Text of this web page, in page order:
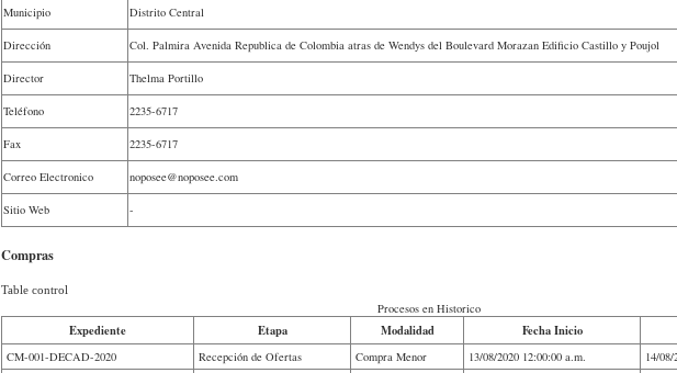
Municipio Distrito Central
Dirección Col. Palmira Avenida Republica de Colombia atras de Wendys del Boulevard Morazan Edificio Castillo y Poujol
Director Thelma Portillo
Teléfono 2235-6717
Fax 2235-6717
Correo Electronico noposee@noposee.com
Sitio Web -
Compras
Table control
Procesos en Historico
Expediente Etapa Modalidad Fecha Inicio
CM-001-DECAD-2020 Recepción de Ofertas Compra Menor 13/08/2020 12:00:00 a.m. 14/